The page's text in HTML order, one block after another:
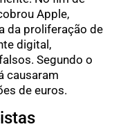
Apple,
da proliferação de
digital,
Segundo o
causaram
de euros.